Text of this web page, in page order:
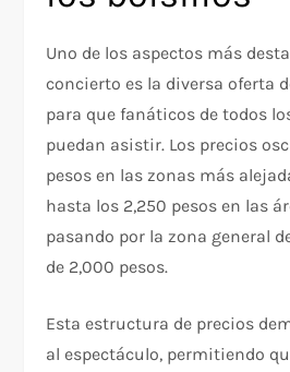
Uno de los aspectos más
concierto es la diversa oferta
para que fanáticos de todos
puedan asistir. Los precios
pesos en las zonas más
hasta los 2,250 pesos en las
pasando por la zona general
de 2,000 pesos.
Esta estructura de precios
al espectáculo, permitiendo